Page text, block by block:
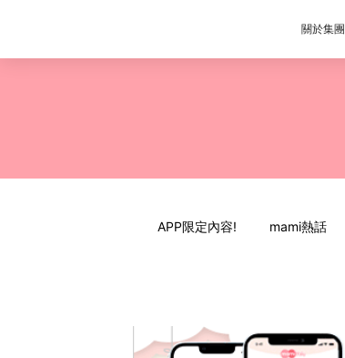
關於集團
APP限定內容! mami熱話